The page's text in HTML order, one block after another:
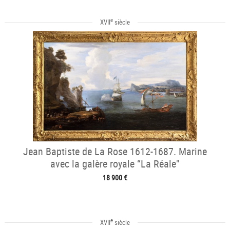
XVIIesiècle
Jean Baptiste de La Rose 1612-1687. Marine
avec la galère royale “La Réale"
18 900 €
XVIIesiècle